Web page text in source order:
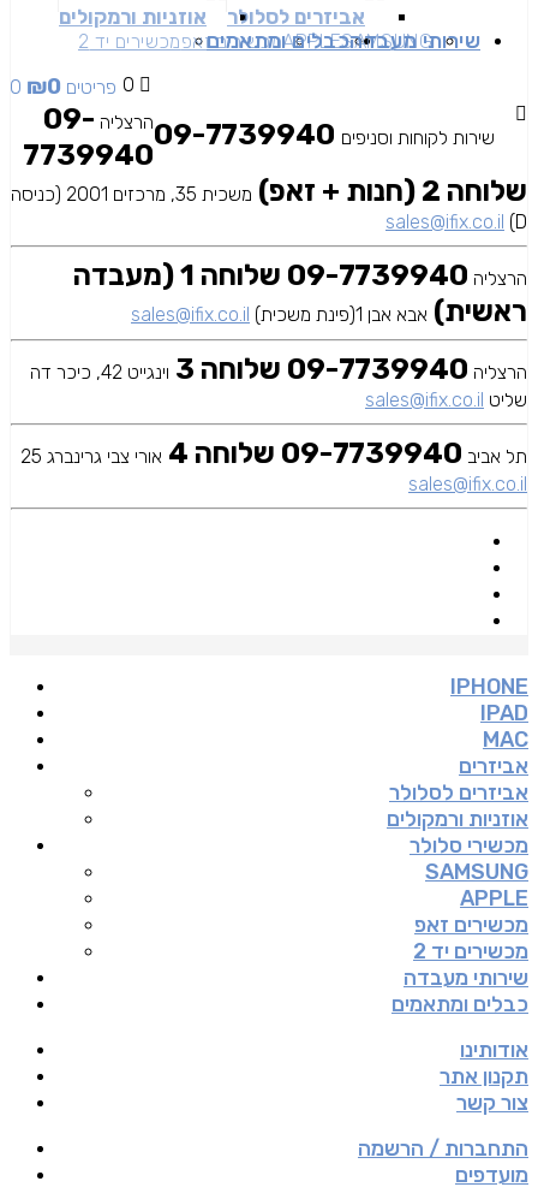
אביזרים לסלולר אוזניות ורמקולים
SAMSUNG
APPLEמכשירים זאפמכשירים יד 2 שירותי מעבדהכבלים ומתאמים
0 0 פריטים ₪0
שירות לקוחות וסניפים
הרצליה 09-
7739940
שלוחה 2 (חנות + זאפ)
משכית 35, מרכזים 2001 (כניסה
D)
sales@ifix.co.il
הרצליה
09-7739940 שלוחה 1 (מעבדה
ראשית) אבא אבן 1(פינת משכית) sales@ifix.co.il
הרצליה 09-7739940 שלוחה 3
וינגייט 42, כיכר דה
שליט sales@ifix.co.il
תל אביב 09-7739940 שלוחה 4
אורי צבי גרינברג 25
sales@ifix.co.il
IPHONE
IPAD
MAC
אביזרים
אביזרים לסלולר
אוזניות ורמקולים
מכשירי סלולר
SAMSUNG
APPLE
מכשירים זאפ
מכשירים יד 2
שירותי מעבדה
כבלים ומתאמים
אודותינו
תקנון אתר
צור קשר
התחברות / הרשמה
מועדפים